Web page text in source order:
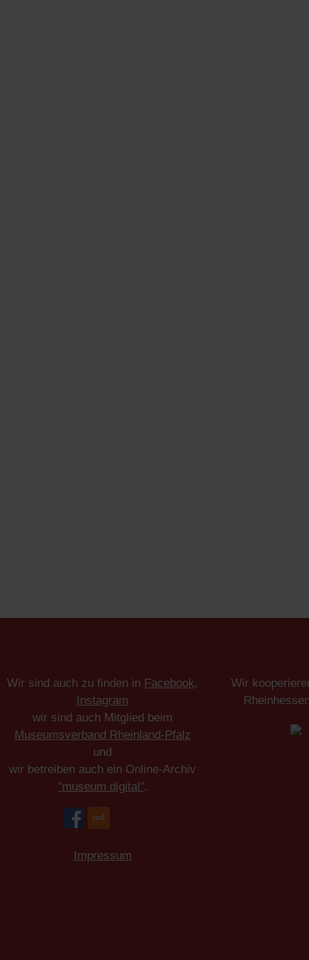
Wir sind auch zu finden in Facebook,
Instagram
wir sind auch Mitglied beim
Museumsverband Rheinland-Pfalz
und
wir betreiben auch ein Online-Archiv
"museum digital".
Impressum
Wir